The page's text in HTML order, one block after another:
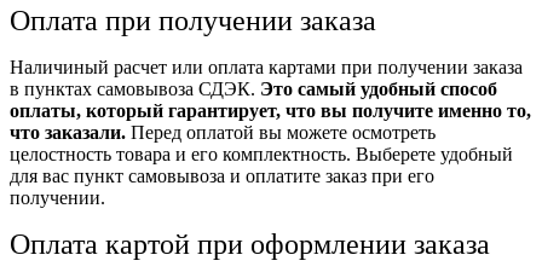
Оплата при получении заказа
Наличиный расчет или оплата картами при получении заказа
в пунктах самовывоза СДЭК. Это самый удобный способ
оплаты, который гарантирует, что вы получите именно то,
что заказали. Перед оплатой вы можете осмотреть
целостность товара и его комплектность. Выберете удобный
для вас пункт самовывоза и оплатите заказ при его
получении.
Оплата картой при оформлении заказа